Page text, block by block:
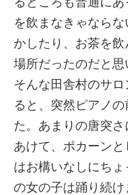
を飲まなきゃなら
かしたり、お茶を
場所だったのだと思
そんな田舎村のサ
ると、突然ピアノ
た。あまりの唐突
あけて、ポカーン
はお構いなしにち
の女の子は踊り続